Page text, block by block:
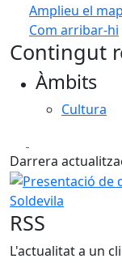
Amplieu el
Com arribar-hi
+
−
Contingut
Àmbits
Cultura
Darrera
Presentació de
Soldevila
RSS
L'actualitat a un